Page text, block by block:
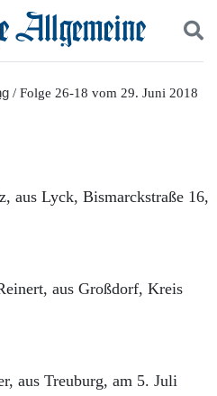
wir sind
Westpreußen
/ Folge 26-18 vom 29. Juni 2018
aus Lyck, Bismarckstraße 16,
aus Großdorf, Kreis
aus Treuburg, am 5. Juli